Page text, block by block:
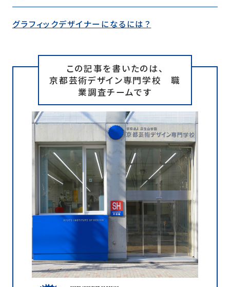
グラフィックデザイナーになるには？
この記事を書いたのは、
京都芸術デザイン専門学校 職
業調査チームです